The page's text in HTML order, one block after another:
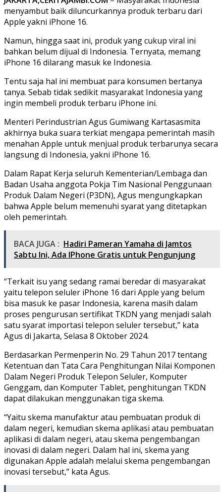
menyambut baik diluncurkannya produk terbaru dari
Apple yakni iPhone 16.
Namun, hingga saat ini, produk yang cukup viral ini
bahkan belum dijual di Indonesia. Ternyata, memang
iPhone 16 dilarang masuk ke Indonesia.
Tentu saja hal ini membuat para konsumen bertanya
tanya. Sebab tidak sedikit masyarakat Indonesia yang
ingin membeli produk terbaru iPhone ini.
Menteri Perindustrian Agus Gumiwang Kartasasmita
akhirnya buka suara terkiat mengapa pemerintah masih
menahan Apple untuk menjual produk terbarunya secara
langsung di Indonesia, yakni iPhone 16.
Dalam Rapat Kerja seluruh Kementerian/Lembaga dan
Badan Usaha anggota Pokja Tim Nasional Penggunaan
Produk Dalam Negeri (P3DN), Agus mengungkapkan
bahwa Apple belum memenuhi syarat yang ditetapkan
oleh pemerintah.
BACA JUGA : Hadiri Pameran Yamaha di Jamtos
Sabtu Ini, Ada IPhone Gratis untuk Pengunjung
“Terkait isu yang sedang ramai beredar di masyarakat
yaitu telepon seluler iPhone 16 dari Apple yang belum
bisa masuk ke pasar Indonesia, karena masih dalam
proses pengurusan sertifikat TKDN yang menjadi salah
satu syarat importasi telepon seluler tersebut,” kata
Agus di Jakarta, Selasa 8 Oktober 2024.
Berdasarkan Permenperin No. 29 Tahun 2017 tentang
Ketentuan dan Tata Cara Penghitungan Nilai Komponen
Dalam Negeri Produk Telepon Seluler, Komputer
Genggam, dan Komputer Tablet, penghitungan TKDN
dapat dilakukan menggunakan tiga skema.
“Yaitu skema manufaktur atau pembuatan produk di
dalam negeri, kemudian skema aplikasi atau pembuatan
aplikasi di dalam negeri, atau skema pengembangan
inovasi di dalam negeri. Dalam hal ini, skema yang
digunakan Apple adalah melalui skema pengembangan
inovasi tersebut,” kata Agus.